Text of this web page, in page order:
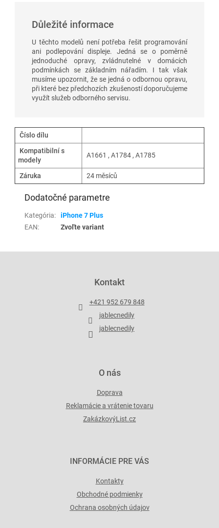
Důležité informace
U těchto modelů není potřeba řešit programování
ani podlepování displeje. Jedná se o poměrně
jednoduché opravy, zvládnutelné v domácích
podmínkách se základním nářadím. I tak však
musíme upozornit, že se jedná o odbornou opravu,
při které bez předchozích zkušeností doporučujeme
využít služeb odborného servisu.
Číslo dílu
Kompatibilní s
modely
A1661 , A1784 , A1785
Záruka 24 měsíců
Dodatočné parametre
Kategória:
iPhone 7 Plus
EAN: Zvoľte variant
Kontakt
+421 952 679 848
jablecnedily
jablecnedily
O nás
Doprava
Reklamácie a vrátenie tovaru
ZakázkovýList.cz
INFORMÁCIE PRE VÁS
Kontakty
Obchodné podmienky
Ochrana osobných údajov